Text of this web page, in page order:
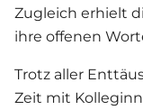
Zugleich erhielt
ihre offenen
Trotz aller
Zeit mit